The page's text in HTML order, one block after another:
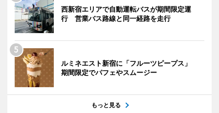
西新宿エリアで自動運転バスが期間限定運
行 営業バス路線と同一経路を走行
ルミネエスト新宿に「フルーツピープス」
期間限定でパフェやスムージー
もっと見る